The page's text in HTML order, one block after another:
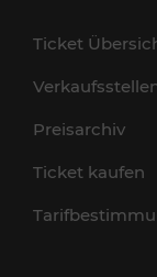
Ticket
Preisarchiv
Ticket kaufen